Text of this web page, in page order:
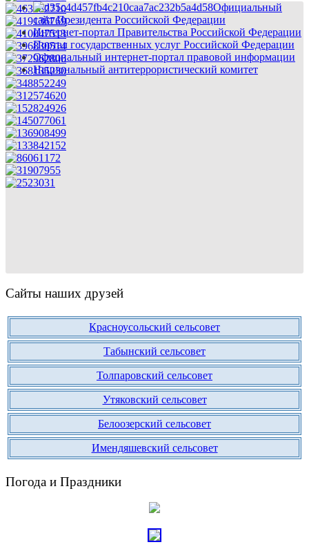
Официальный
сайт Президента Российской Федерации
Интернет-портал Правительства Российской Федерации
Портал государственных услуг Российской Федерации
Официальный интернет-портал правовой информации
Национальный антитеррористический комитет
Сайты наших друзей
Красноусольский сельсовет
Табынский сельсовет
Толпаровский сельсовет
Утяковский сельсовет
Белоозерский сельсовет
Имендяшевский сельсовет
Погода и Праздники